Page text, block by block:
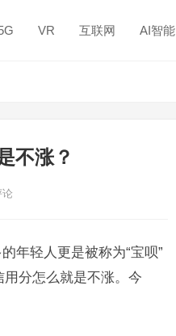
VR 互联网 AI智能
不涨？
论
年轻人更是被称为“宝呗”
分怎么就是不涨。今